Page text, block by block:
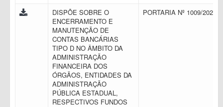
DISPÕE SOBRE O
ENCERRAMENTO E
MANUTENÇÃO DE
CONTAS BANCÁRIAS
TIPO D NO ÂMBITO DA
ADMINISTRAÇÃO
FINANCEIRA DOS
ÓRGÃOS, ENTIDADES DA
ADMINISTRAÇÃO
PÚBLICA ESTADUAL,
RESPECTIVOS FUNDOS
PORTARIA Nº 1009/2021